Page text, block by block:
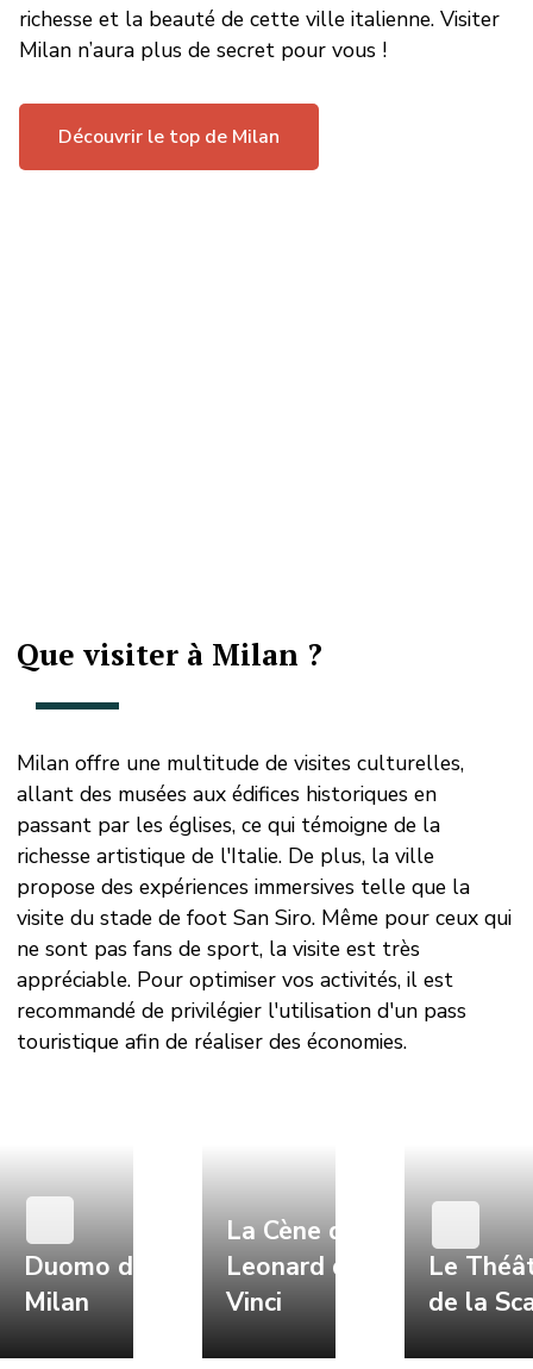
richesse et la beauté de cette ville italienne. Visiter
Milan n’aura plus de secret pour vous !
Découvrir le top de Milan
Que visiter à Milan ?
Milan offre une multitude de visites culturelles,
allant des musées aux édifices historiques en
passant par les églises, ce qui témoigne de la
richesse artistique de l'Italie. De plus, la ville
propose des expériences immersives telle que la
visite du stade de foot San Siro. Même pour ceux qui
ne sont pas fans de sport, la visite est très
appréciable. Pour optimiser vos activités, il est
recommandé de privilégier l'utilisation d'un pass
touristique afin de réaliser des économies.
Duomo de
Milan
La Cène de
Leonard de
Vinci
Le
de la